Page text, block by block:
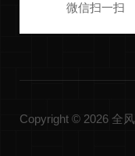
微信扫一扫
Copyright © 2026 全